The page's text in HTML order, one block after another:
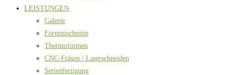
LEISTUNGEN
Galerie
Formzuschnitte
Thermoformen
CNC-Fräsen / Laserschneiden
Serienfertigung